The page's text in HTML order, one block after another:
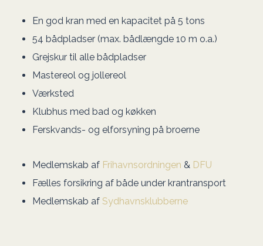
En god kran med en kapacitet på 5 tons
54 bådpladser (max. bådlængde 10 m o.a.)
Grejskur til alle bådpladser
Mastereol og jollereol
Værksted
Klubhus med bad og køkken
Ferskvands- og elforsyning på broerne
Medlemskab af Frihavnsordningen & DFU
Fælles forsikring af både under krantransport
Medlemskab af Sydhavnsklubberne